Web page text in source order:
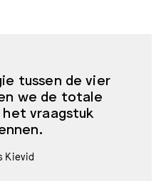
tussen de vier
we de totale
vraagstuk
Kievid